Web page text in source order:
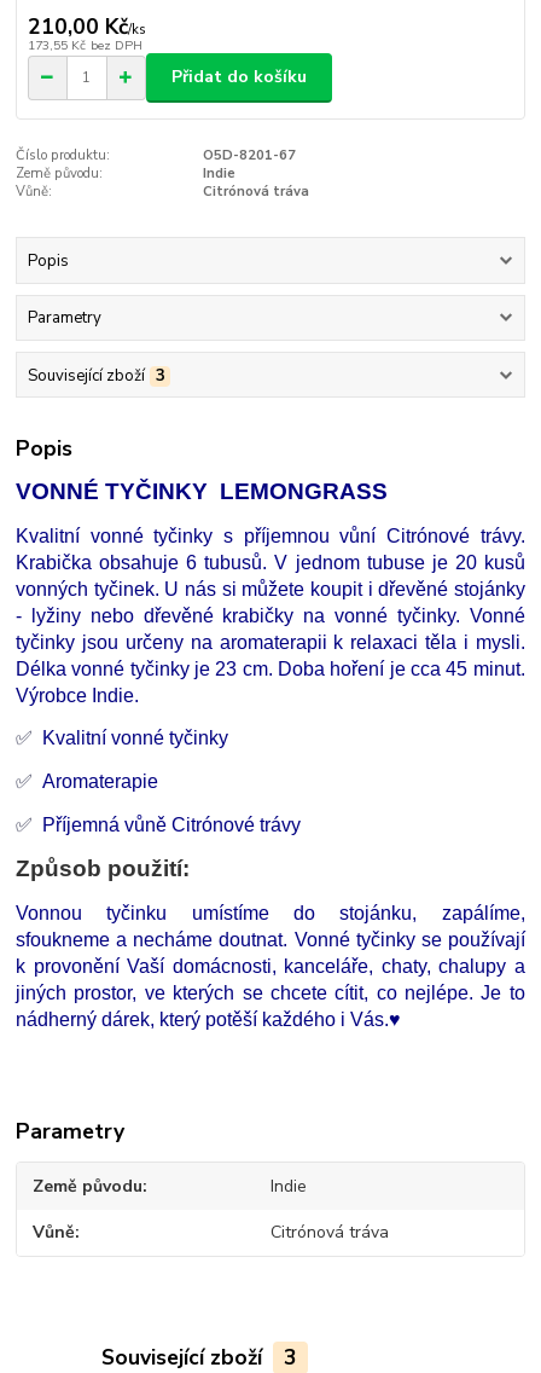
210,00 Kč/ks
173,55 Kč bez DPH
Přidat do košíku
Číslo produktu:
O5D-8201-67
Země původu:
Indie
Vůně:
Citrónová tráva
Popis
Parametry
Související zboží 3
Popis
VONNÉ TYČINKY LEMONGRASS
Kvalitní vonné tyčinky s příjemnou vůní Citrónové trávy.
Krabička obsahuje 6 tubusů. V jednom tubuse je 20 kusů
vonných tyčinek. U nás si můžete koupit i dřevěné stojánky
- lyžiny nebo dřevěné krabičky na vonné tyčinky. Vonné
tyčinky jsou určeny na aromaterapii k relaxaci těla i mysli.
Délka vonné tyčinky je 23 cm. Doba hoření je cca 45 minut.
Výrobce Indie.
✅ Kvalitní vonné tyčinky
✅Aromaterapie
✅ Příjemná vůněCitrónové trávy
Způsob použití:
Vonnou tyčinku umístíme do stojánku, zapálíme,
sfoukneme a necháme doutnat. Vonné tyčinky se používají
k provonění Vaší domácnosti, kanceláře, chaty, chalupy a
jiných prostor, ve kterých se chcete cítit, co nejlépe. Je to
nádherný dárek, který potěší každého i Vás.♥
Parametry
Země původu Indie
Vůně Citrónová tráva
Související zboží 3